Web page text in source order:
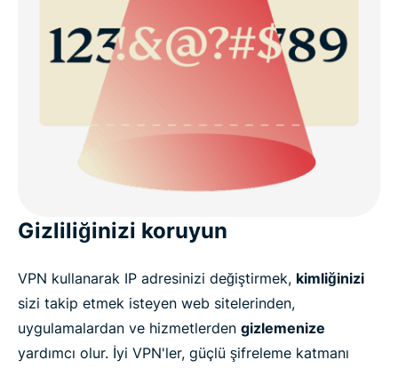
Gizliliğinizi koruyun
VPN kullanarak IP adresinizi değiştirmek, kimliğinizi
sizi takip etmek isteyen web sitelerinden,
uygulamalardan ve hizmetlerden gizlemenize
yardımcı olur. İyi VPN'ler, güçlü şifreleme katmanı